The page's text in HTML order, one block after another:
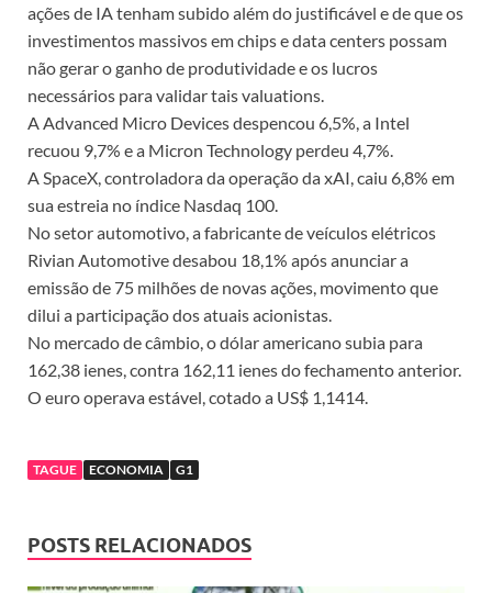
ações de IA tenham subido além do justificável e de que os
investimentos massivos em chips e data centers possam
não gerar o ganho de produtividade e os lucros
necessários para validar tais valuations.
A Advanced Micro Devices despencou 6,5%, a Intel
recuou 9,7% e a Micron Technology perdeu 4,7%.
A SpaceX, controladora da operação da xAI, caiu 6,8% em
sua estreia no índice Nasdaq 100.
No setor automotivo, a fabricante de veículos elétricos
Rivian Automotive desabou 18,1% após anunciar a
emissão de 75 milhões de novas ações, movimento que
dilui a participação dos atuais acionistas.
No mercado de câmbio, o dólar americano subia para
162,38 ienes, contra 162,11 ienes do fechamento anterior.
O euro operava estável, cotado a US$ 1,1414.
TAGUE ECONOMIA G1
POSTS RELACIONADOS